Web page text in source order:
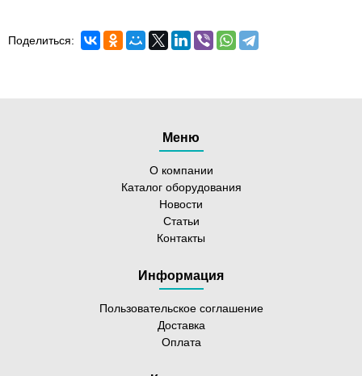
Поделиться:
Меню
О компании
Каталог оборудования
Новости
Статьи
Контакты
Информация
Пользовательское соглашение
Доставка
Оплата